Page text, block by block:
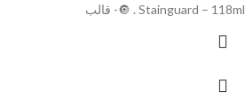
Stainguard – 118ml . 🔘- قالب